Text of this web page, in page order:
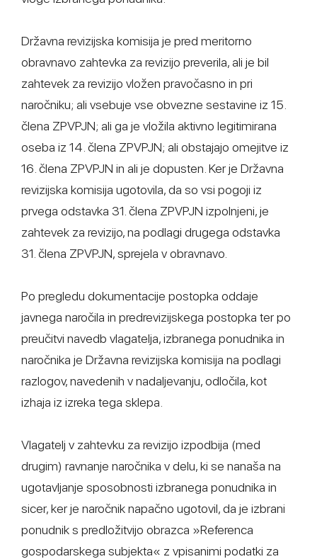
Državna revizijska komisija je pred meritorno
obravnavo zahtevka za revizijo preverila, ali je bil
zahtevek za revizijo vložen pravočasno in pri
naročniku; ali vsebuje vse obvezne sestavine iz 15.
člena ZPVPJN; ali ga je vložila aktivno legitimirana
oseba iz 14. člena ZPVPJN; ali obstajajo omejitve iz
16. člena ZPVPJN in ali je dopusten. Ker je Državna
revizijska komisija ugotovila, da so vsi pogoji iz
prvega odstavka 31. člena ZPVPJN izpolnjeni, je
zahtevek za revizijo, na podlagi drugega odstavka
31. člena ZPVPJN, sprejela v obravnavo.
Po pregledu dokumentacije postopka oddaje
javnega naročila in predrevizijskega postopka ter po
preučitvi navedb vlagatelja, izbranega ponudnika in
naročnika je Državna revizijska komisija na podlagi
razlogov, navedenih v nadaljevanju, odločila, kot
izhaja iz izreka tega sklepa.
Vlagatelj v zahtevku za revizijo izpodbija (med
drugim) ravnanje naročnika v delu, ki se nanaša na
ugotavljanje sposobnosti izbranega ponudnika in
sicer, ker je naročnik napačno ugotovil, da je izbrani
ponudnik s predložitvijo obrazca »Referenca
gospodarskega subjekta« z vpisanimi podatki za